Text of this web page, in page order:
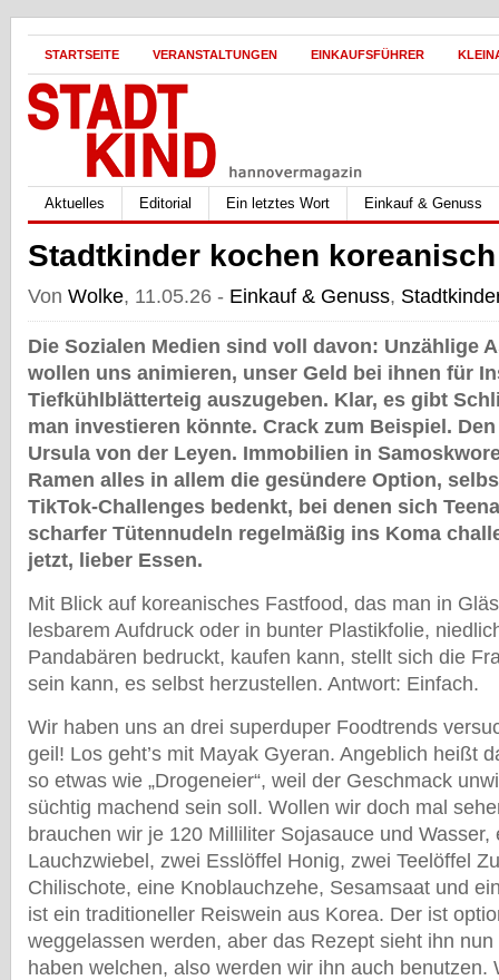
STARTSEITE VERANSTALTUNGEN EINKAUFSFÜHRER
Aktuelles Editorial Ein letztes Wort Einkauf & Genuss
Stadtkinder kochen koreanisch
Von Wolke, 11.05.26 - Einkauf & Genuss,
Die Sozialen Medien sind voll davon: Unzählige
wollen uns animieren, unser Geld bei ihnen für
Tiefkühlblätterteig auszugeben. Klar, es gibt
man investieren könnte. Crack zum Beispiel.
Ursula von der Leyen. Immobilien in
Ramen alles in allem die gesündere Option,
TikTok-Challenges bedenkt, bei denen sich
scharfer Tütennudeln regelmäßig ins Koma
jetzt, lieber Essen.
Mit Blick auf koreanisches Fastfood, das man in
lesbarem Aufdruck oder in bunter Plastikfolie,
Pandabären bedruckt, kaufen kann, stellt sich die
sein kann, es selbst herzustellen. Antwort: Einfach.
Wir haben uns an drei superduper Foodtrends
geil! Los geht’s mit Mayak Gyeran. Angeblich heißt
so etwas wie „Drogeneier“, weil der Geschmack
süchtig machend sein soll. Wollen wir doch mal
brauchen wir je 120 Milliliter Sojasauce und Wasser,
Lauchzwiebel, zwei Esslöffel Honig, zwei Teelöffel
Chilischote, eine Knoblauchzehe, Sesamsaat und
ist ein traditioneller Reiswein aus Korea. Der ist
weggelassen werden, aber das Rezept sieht ihn
haben welchen, also werden wir ihn auch benutzen.